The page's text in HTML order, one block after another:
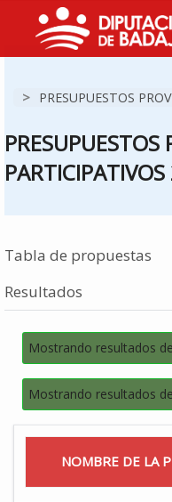
> PRESUPUESTOS
PRESUPUESTOS
Tabla de propuestas
Resultados
Mostrando resultados
Mostrando resultados
NOMBRE DE LA